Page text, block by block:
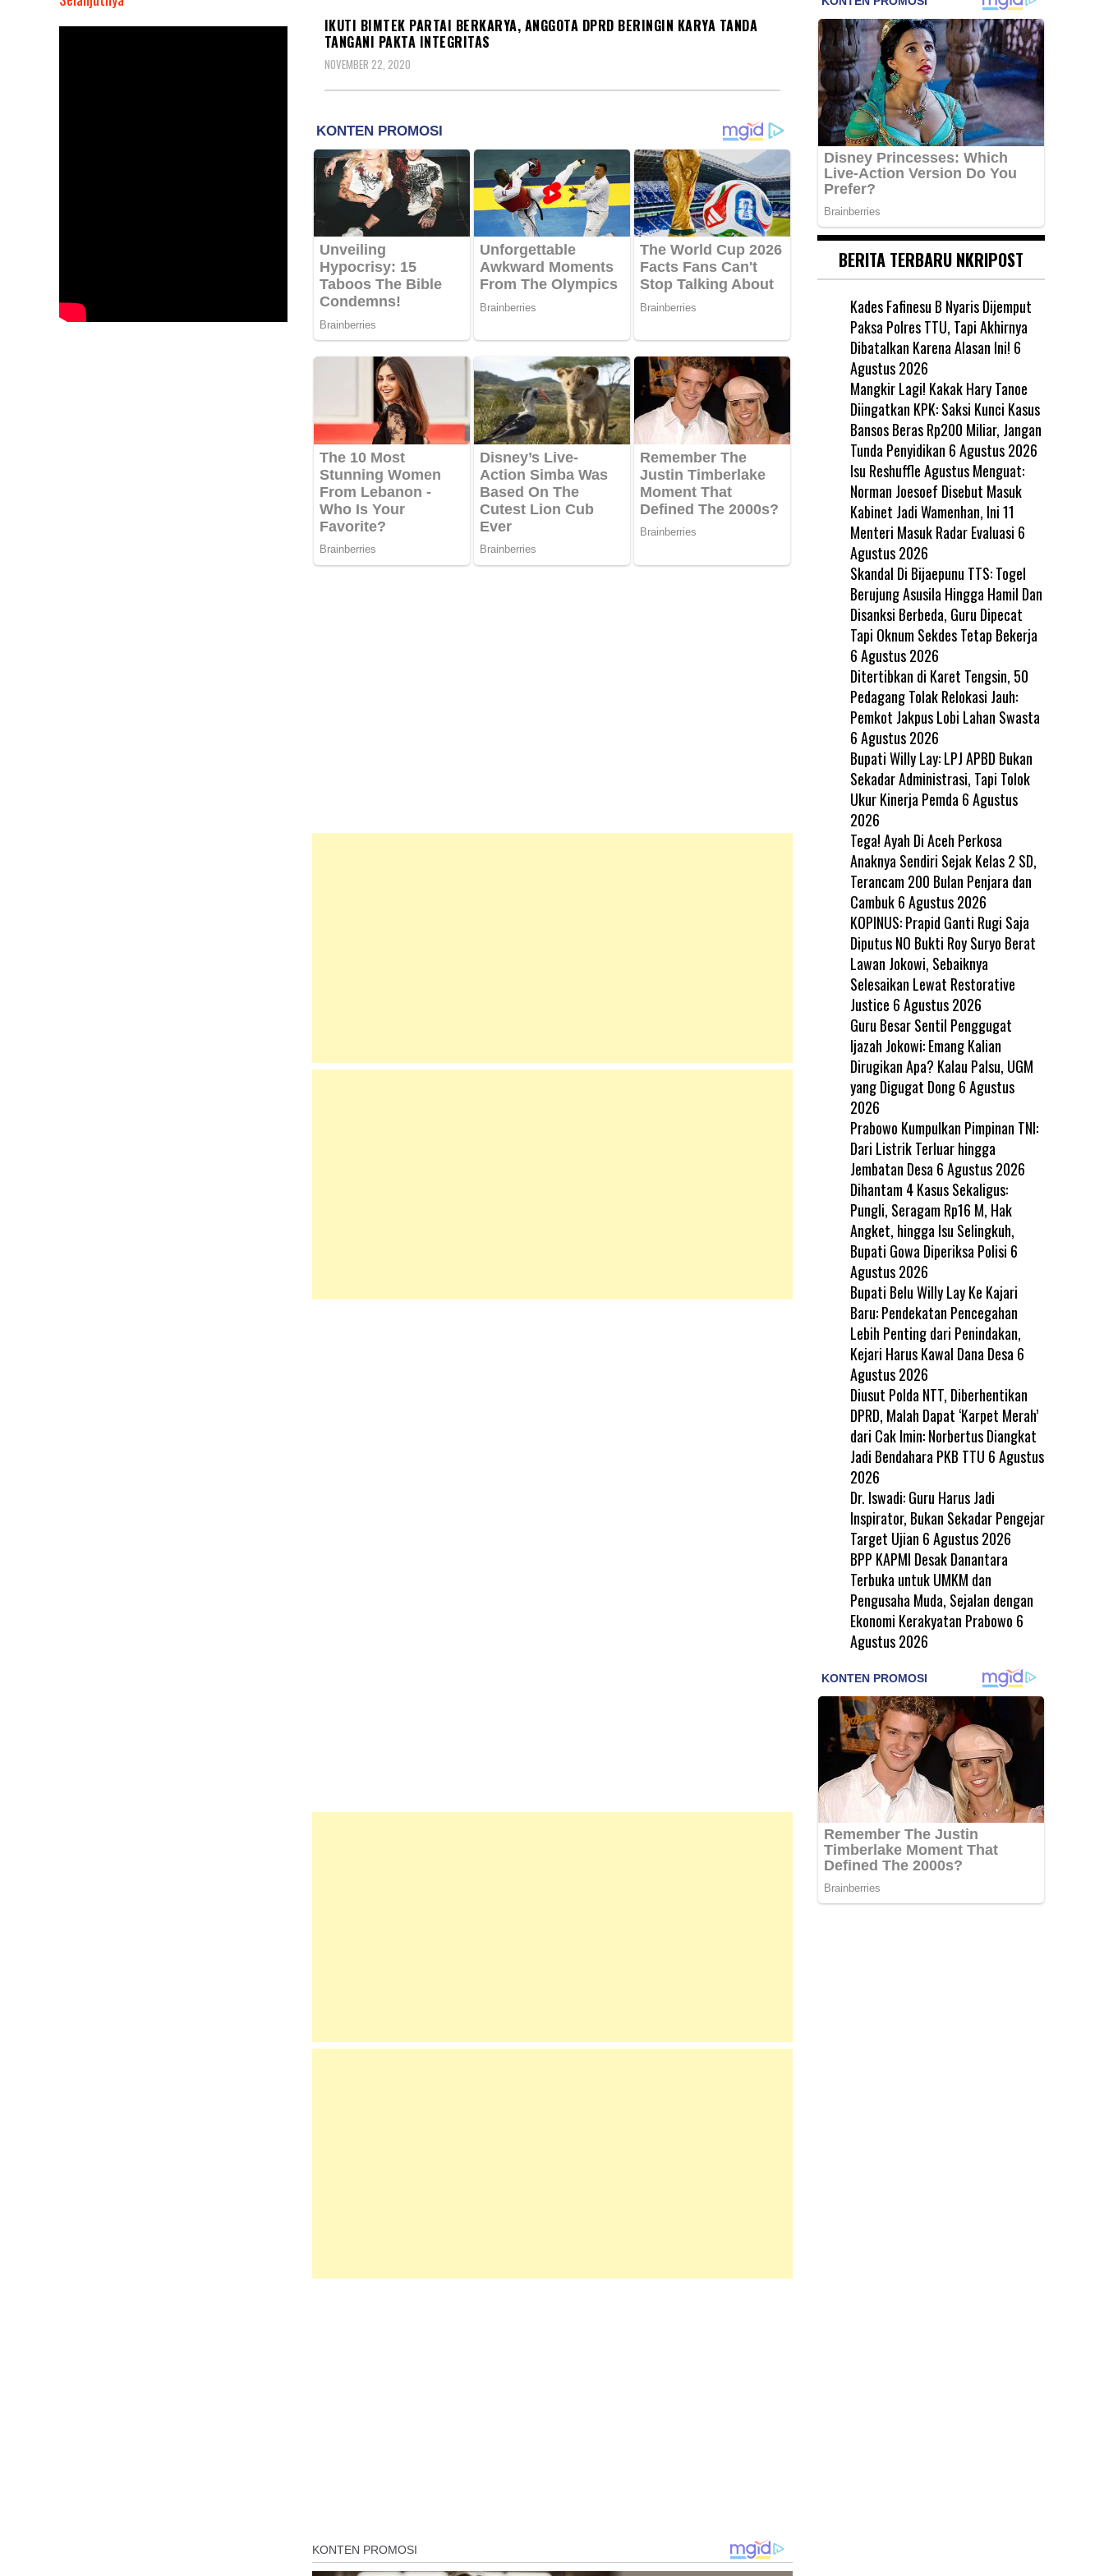
IKUTI BIMTEK PARTAI BERKARYA, ANGGOTA DPRD BERINGIN KARYA TANDA
TANGANI PAKTA INTEGRITAS
NOVEMBER 22, 2020
BERITA TERBARU NKRIPOST
Kades Fafinesu B Nyaris Dijemput
Paksa Polres TTU, Tapi Akhirnya
Dibatalkan Karena Alasan Ini! 6
Agustus 2026
Mangkir Lagi! Kakak Hary Tanoe
Diingatkan KPK: Saksi Kunci Kasus
Bansos Beras Rp200 Miliar, Jangan
Tunda Penyidikan 6 Agustus 2026
Isu Reshuffle Agustus Menguat:
Norman Joesoef Disebut Masuk
Kabinet Jadi Wamenhan, Ini 11
Menteri Masuk Radar Evaluasi 6
Agustus 2026
Skandal Di Bijaepunu TTS: Togel
Berujung Asusila Hingga Hamil Dan
Disanksi Berbeda, Guru Dipecat
Tapi Oknum Sekdes Tetap Bekerja
6 Agustus 2026
Ditertibkan di Karet Tengsin, 50
Pedagang Tolak Relokasi Jauh:
Pemkot Jakpus Lobi Lahan Swasta
6 Agustus 2026
Bupati Willy Lay: LPJ APBD Bukan
Sekadar Administrasi, Tapi Tolok
Ukur Kinerja Pemda 6 Agustus
2026
Tega! Ayah Di Aceh Perkosa
Anaknya Sendiri Sejak Kelas 2 SD,
Terancam 200 Bulan Penjara dan
Cambuk 6 Agustus 2026
KOPINUS: Prapid Ganti Rugi Saja
Diputus NO Bukti Roy Suryo Berat
Lawan Jokowi, Sebaiknya
Selesaikan Lewat Restorative
Justice 6 Agustus 2026
Guru Besar Sentil Penggugat
Ijazah Jokowi: Emang Kalian
Dirugikan Apa? Kalau Palsu, UGM
yang Digugat Dong 6 Agustus
2026
Prabowo Kumpulkan Pimpinan TNI:
Dari Listrik Terluar hingga
Jembatan Desa 6 Agustus 2026
Dihantam 4 Kasus Sekaligus:
Pungli, Seragam Rp16 M, Hak
Angket, hingga Isu Selingkuh,
Bupati Gowa Diperiksa Polisi 6
Agustus 2026
Bupati Belu Willy Lay Ke Kajari
Baru: Pendekatan Pencegahan
Lebih Penting dari Penindakan,
Kejari Harus Kawal Dana Desa 6
Agustus 2026
Diusut Polda NTT, Diberhentikan
DPRD, Malah Dapat ‘Karpet Merah’
dari Cak Imin: Norbertus Diangkat
Jadi Bendahara PKB TTU 6 Agustus
2026
Dr. Iswadi: Guru Harus Jadi
Inspirator, Bukan Sekadar Pengejar
Target Ujian 6 Agustus 2026
BPP KAPMI Desak Danantara
Terbuka untuk UMKM dan
Pengusaha Muda, Sejalan dengan
Ekonomi Kerakyatan Prabowo 6
Agustus 2026